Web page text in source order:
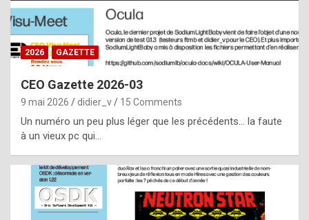
a
s
i
e
f
o
m
m
2026 GAZETTE
CEO Gazette 2026-03
9 mai 2026 didier_v 15 Comments
Un numéro un peu plus léger que les précédents… la faute
à un vieux pc qui…